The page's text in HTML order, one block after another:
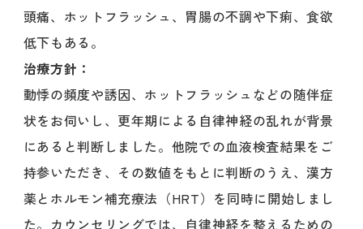
頭痛、ホットフラッシュ、胃腸の不調や下痢、食欲
低下もある。
治療方針：
動悸の頻度や誘因、ホットフラッシュなどの随伴症
状をお伺いし、更年期による自律神経の乱れが背景
にあると判断しました。他院での血液検査結果をご
持参いただき、その数値をもとに判断のうえ、漢方
薬とホルモン補充療法（HRT）を同時に開始しまし
た。カウンセリングでは、自律神経を整えるための